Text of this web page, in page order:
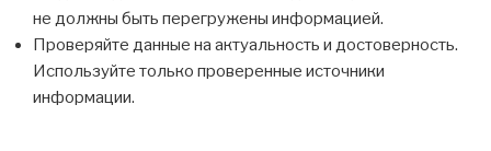
не должны быть перегружены информацией.
Проверяйте данные на актуальность и достоверность.
Используйте только проверенные источники
информации.